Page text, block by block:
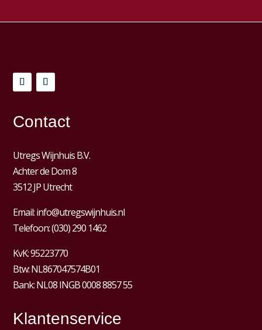
Contact
Utregs Wijnhuis B.V.
Achter de Dom 8
3512 JP Utrecht
Email:info@utregswijnhuis.nl
Telefoon:(030) 290 1462
KvK:95223770
Btw:NL867047574B01
Bank: NL08 INGB 0008 8857 55
Klantenservice